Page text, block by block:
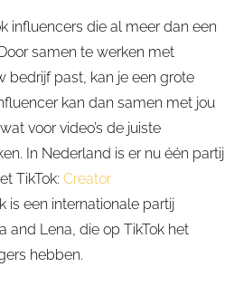
influencers die al meer dan een
samen te werken met
bedrijf past, kan je een grote
kan dan samen met jou
voor video’s de juiste
In Nederland is er nu één partij
TikTok: Creator
is een internationale partij
and Lena, die op TikTok het
hebben.